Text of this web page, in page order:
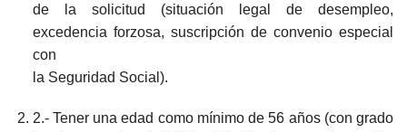
de la solicitud (situación legal de desempleo,
excedencia forzosa, suscripción de convenio especial
con
la Seguridad Social).
2.- Tener una edad como mínimo de 56 años (con grado